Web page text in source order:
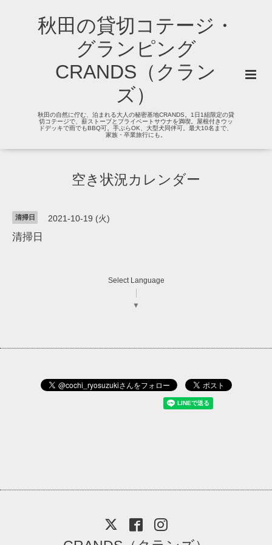
秋田の貸切コテージ・
グランピング
CRANDS（クラン
ズ）
秋田の自然に佇む、泊まれる大人の秘密基地CRANDS。1日1組限定の貸
切コテージで、薪ストーブとプライベートサウナを満喫。屋根付きウッ
ドデッキで雨でもBBQ可。手ぶらOK、大型犬同伴可。最大10名まで、
家族・卒業旅行にも。
空き状況カレンダー
清掃日 2021-10-19 (火)
清掃日
Select Language
▼